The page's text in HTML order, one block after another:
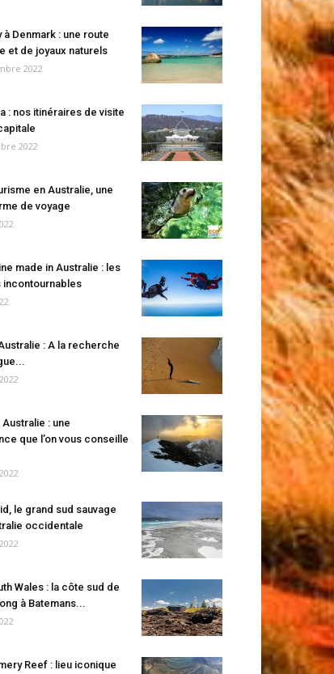
à Denmark : une route
et de joyaux naturels
2022
: nos itinéraires de visite
2022
en Australie, une
de voyage
made in Australie : les
incontournables
: A la recherche
: une
que l’on vous conseille
le grand sud sauvage
occidentale
Wales : la côte sud de
à Batemans...
Reef : lieu iconique